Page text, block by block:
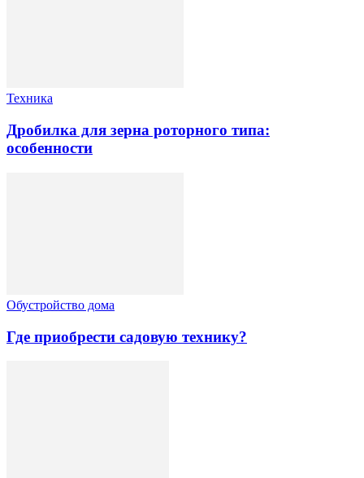
Техника
Дробилка для зерна роторного типа:
особенности
Обустройство дома
Где приобрести садовую технику?